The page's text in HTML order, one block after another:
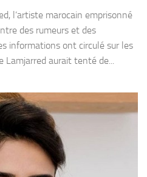
l’artiste marocain emprisonné
des rumeurs et des
informations ont circulé sur les
Lamjarred aurait tenté de...